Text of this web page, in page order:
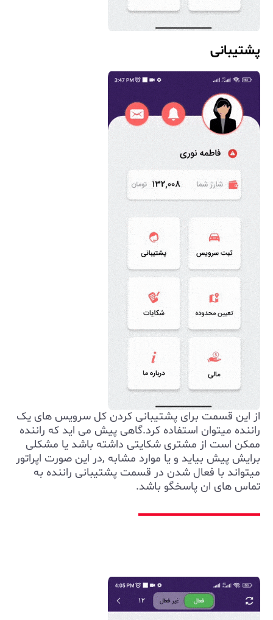
پشتیبانی
از این قسمت برای پشتیبانی کردن کل سرویس های یک
راننده میتوان استفاده کرد.گاهی پیش می اید که راننده
ممکن است از مشتری شکایتی داشته باشد یا مشکلی
برایش پیش بیاید و یا موارد مشابه ,در این صورت اپراتور
میتواند با فعال شدن در قسمت پشتیبانی راننده به
تماس های ان پاسخگو باشد.